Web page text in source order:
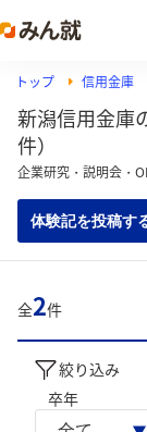
トップ 信用金庫
新潟信用金庫
件）
企業研究・説明会・
体験記を投稿す
全2件
絞り込み
卒年